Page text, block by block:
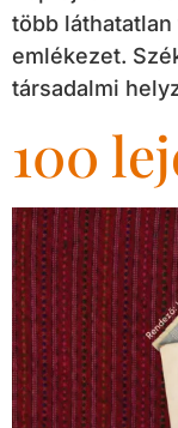
több
emlékezet.
társadalmi
100